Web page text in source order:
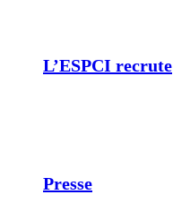
L’ESPCI recrute
Presse